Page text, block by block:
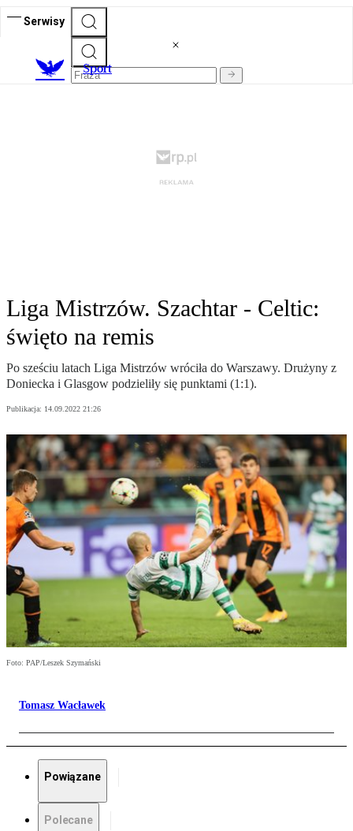
Serwisy
Sport
Liga Mistrzów. Szachtar - Celtic:
święto na remis
Po sześciu latach Liga Mistrzów wróciła do Warszawy. Drużyny z
Doniecka i Glasgow podzieliły się punktami (1:1).
Publikacja: 14.09.2022 21:26
Foto: PAP/Leszek Szymański
Tomasz Wacławek
Powiązane
Polecane